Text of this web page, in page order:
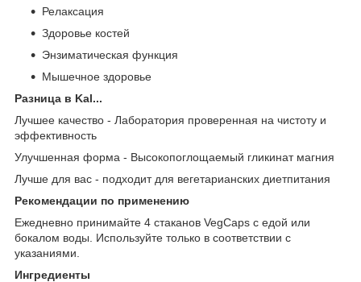
Релаксация
Здоровье костей
Энзиматическая функция
Мышечное здоровье
Разница в Kal...
Лучшее качество - Лаборатория проверенная на чистоту и
эффективность
Улучшенная форма - Высокопоглощаемый гликинат магния
Лучше для вас - подходит для вегетарианских диетпитания
Рекомендации по применению
Ежедневно принимайте 4 стаканов VegCaps с едой или
бокалом воды. Используйте только в соответствии с
указаниями.
Ингредиенты